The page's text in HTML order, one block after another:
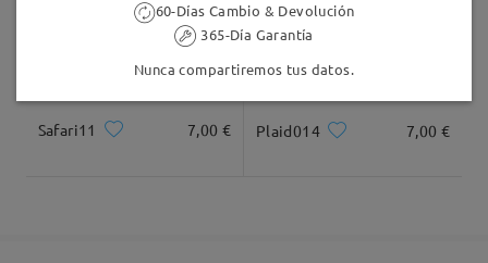
Safari11 7,00 € Plaid014 7,00 €
60-Días Cambio & Devolución
365-Día Garantía
Nunca compartiremos tus datos.